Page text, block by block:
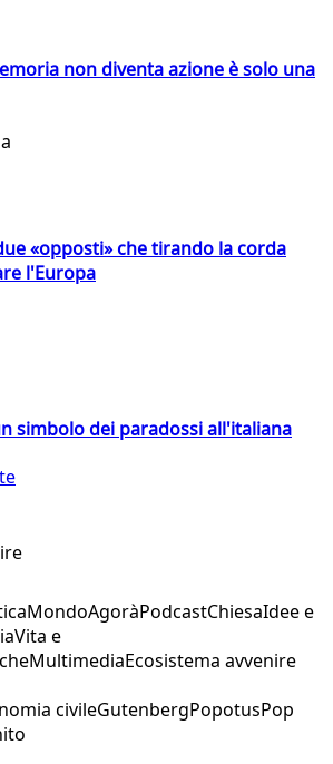
non diventa azione è solo una
«opposti» che tirando la corda
l'Europa
simbolo dei paradossi all'italiana
MondoAgoràPodcastChiesaIdee e
Vita e
MultimediaEcosistema avvenire
civileGutenbergPopotusPop